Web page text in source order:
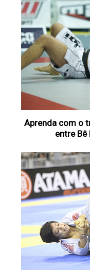
Aprenda com o
entre Bê